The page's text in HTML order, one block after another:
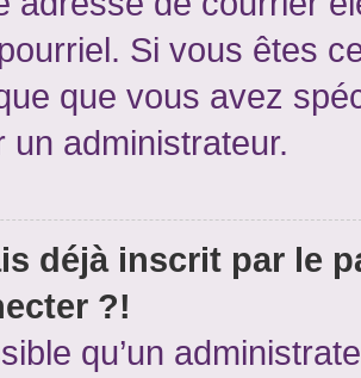
Si vous êtes
que vous avez
un administrateur.
déjà inscrit par le
?!
qu’un